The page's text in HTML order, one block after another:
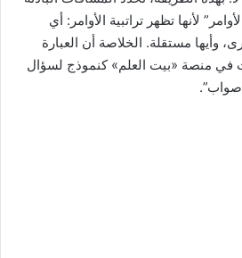
لأنها تظهر تراتبية الأوامر: أي
وأيها مستقلة. الخلاصة أن العبارة
في منصة «بيت العلم» كنموذج لسؤال